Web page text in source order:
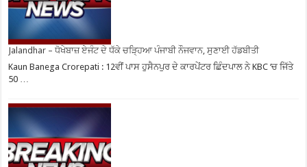
Jalandhar – ਧੋਖੇਬਾਜ਼ ਏਜੰਟ ਦੇ ਧੱਕੇ ਚੜ੍ਹਿਆ ਪੰਜਾਬੀ ਨੌਜਵਾਨ, ਸੁਣਾਈ ਹੱਡਬੀਤੀ
Kaun Banega Crorepati : 12ਵੀਂ ਪਾਸ ਹੁਸੈਨਪੁਰ ਦੇ ਕਾਰਪੇਂਟਰ ਛਿੰਦਪਾਲ ਨੇ KBC ‘ਚ ਜਿੱਤੇ
50 …